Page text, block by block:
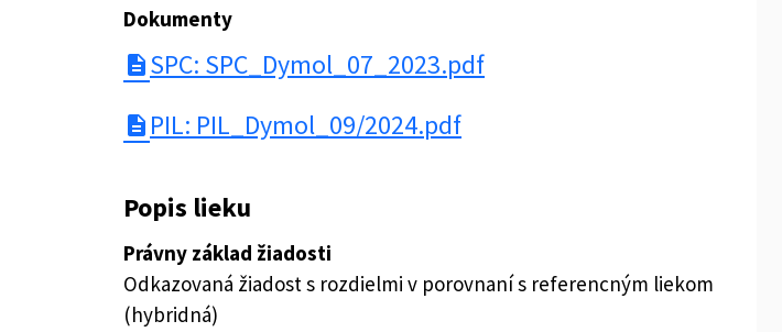
Dokumenty
description SPC: SPC_Dymol_07_2023.pdf
description PIL: PIL_Dymol_09/2024.pdf
Popis lieku
Právny základ žiadosti
Odkazovaná žiadost s rozdielmi v porovnaní s referencným liekom
(hybridná)